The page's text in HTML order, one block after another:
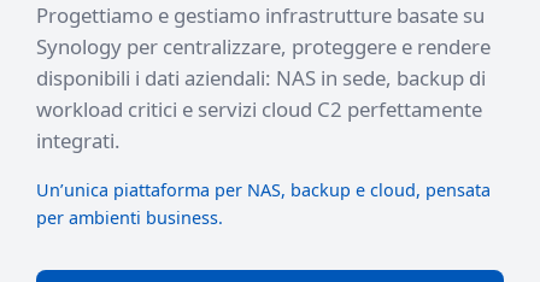
Progettiamo e gestiamo infrastrutture basate su
Synology per centralizzare, proteggere e rendere
disponibili i dati aziendali: NAS in sede, backup di
workload critici e servizi cloud C2 perfettamente
integrati.
Un’unica piattaforma per NAS, backup e cloud, pensata
per ambienti business.